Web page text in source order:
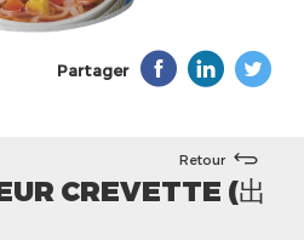
Partager
Retour
CREVETTE (出